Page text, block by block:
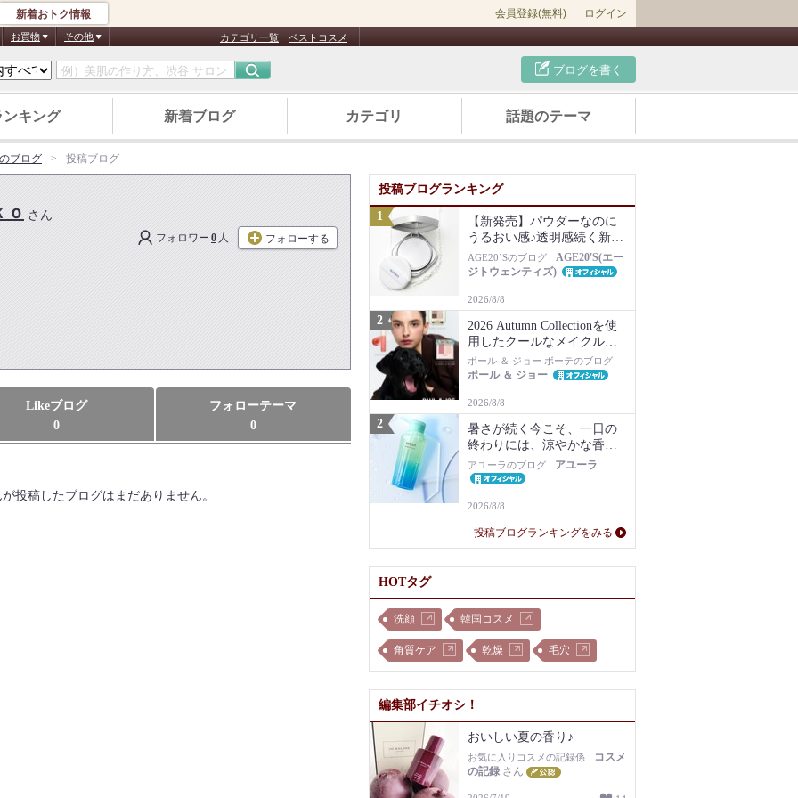
新着おトク情報 会員登録(無料) ログイン
お買物 その他 カテゴリ一覧 ベストコスメ
ブログを書く
ンキング 新着ブログ カテゴリ 話題のテーマ
ブログ 投稿ブログ
ｏ さん
フォロワー 0 人 フォローする
Likeブログ
0
フォローテーマ
0
投稿したブログはまだありません。
投稿ブログランキング
【新発売】パウダーなのに
うるおい感♪透明感続く新感
覚フェイスパウダー
AGE20’Sのブログ
AGE20'S(エー
ジトウェンティズ)
2026/8/8
2026 Autumn Collectionを使
用したクールなメイクルッ
ク♪
ポール ＆ ジョー ボーテのブログ
ポール ＆ ジョー
2026/8/8
暑さが続く今こそ、一日の
終わりには、涼やかな香り
に包まれるバスタイムを。
アユーラのブログ アユーラ
2026/8/8
投稿ブログランキングをみる
HOTタグ
洗顔 韓国コスメ
角質ケア 乾燥 毛穴
編集部イチオシ！
おいしい夏の香り♪
お気に入りコスメの記録係
コスメ
の記録 さん